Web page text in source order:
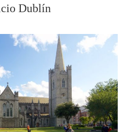
Dublín